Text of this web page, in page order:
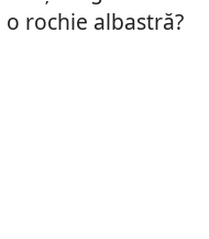
rochie albastră?